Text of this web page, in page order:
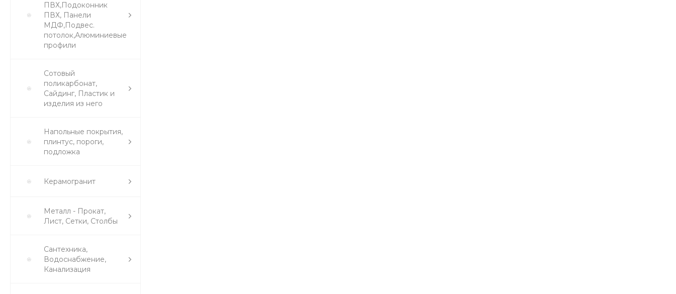
ПВХ,Подоконник
ПВХ, Панели
МДФ,Подвес.
потолок,Алюминиевые
профили
Сотовый
поликарбонат,
Сайдинг, Пластик и
изделия из него
Напольные покрытия,
плинтус, пороги,
подложка
Керамогранит
Металл - Прокат,
Лист, Сетки, Столбы
Сантехника,
Водоснабжение,
Канализация